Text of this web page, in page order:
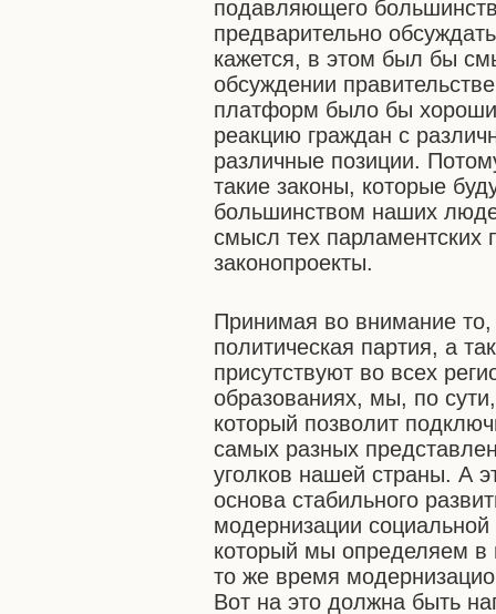
подавляющего
предварительно
кажется, в этом был бы
обсуждении
платформ было бы
реакцию граждан с
различные позиции.
такие законы, которые
большинством наших
смысл тех парламентских
законопроекты.
Принимая во внимание
политическая партия, а
присутствуют во всех
образованиях, мы, по
который позволит
самых разных
уголков нашей страны. А
основа стабильного
модернизации
который мы определяем в
то же время
Вот на это должна быть